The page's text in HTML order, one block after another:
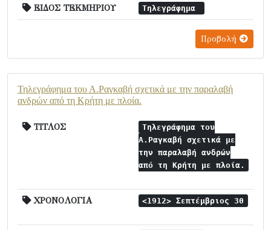
ΕΙΔΟΣ ΤΕΚΜΗΡΙΟΥ Τηλεγράφημα
Προβολή
Τηλεγράφημα του Α.Ραγκαβή σχετικά με την παραλαβή
ανδρών από τη Κρήτη με πλοία.
ΤΙΤΛΟΣ
Τηλεγράφημα του
Α.Ραγκαβή σχετικά με
την παραλαβή ανδρών
από τη Κρήτη με πλοία.
ΧΡΟΝΟΛΟΓΙΑ <1912> Σεπτέμβριος 30